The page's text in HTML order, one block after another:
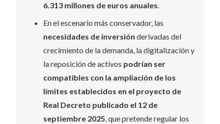
6.313 millones de euros anuales.
En el escenario más conservador, las
necesidades de inversión derivadas del
crecimiento de la demanda, la digitalización y
la reposición de activos podrían ser
compatibles con la ampliación de los
límites establecidos en el proyecto de
Real Decreto publicado el 12 de
septiembre 2025, que pretende regular los